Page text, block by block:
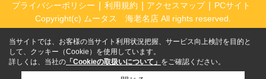
プライバシーポリシー 利用規約 アクセスマップ
PCサイト
Copyright(c) ムータス 海老名店 All rights reserved.
当サイトでは、お客様の当サイト利用状況把握、サービス向上検討を目的と
して、クッキー（Cookie）を使用しています。
詳しくは、当社の 「Cookieの取扱いについて」 をご確認ください。